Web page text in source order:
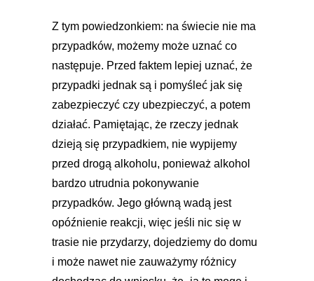
Z tym powiedzonkiem: na świecie nie ma
przypadków, możemy może uznać co
następuje. Przed faktem lepiej uznać, że
przypadki jednak są i pomyśleć jak się
zabezpieczyć czy ubezpieczyć, a potem
działać. Pamiętając, że rzeczy jednak
dzieją się przypadkiem, nie wypijemy
przed drogą alkoholu, ponieważ alkohol
bardzo utrudnia pokonywanie
przypadków. Jego główną wadą jest
opóźnienie reakcji, więc jeśli nic się w
trasie nie przydarzy, dojedziemy do domu
i może nawet nie zauważymy różnicy